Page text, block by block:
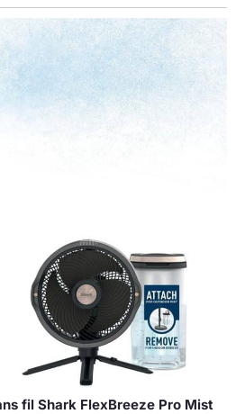
fil Shark FlexBreeze Pro Mist